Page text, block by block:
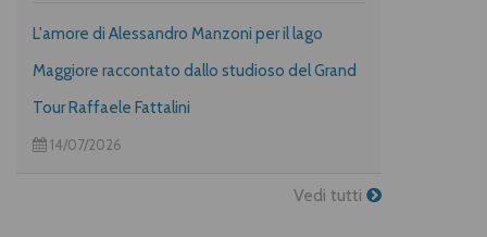
L'amore di Alessandro Manzoni per il lago
Maggiore raccontato dallo studioso del Grand
Tour Raffaele Fattalini
14/07/2026
Vedi tutti